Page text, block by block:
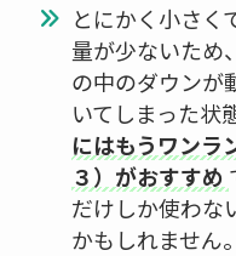
とにかく小さく
量が少ないため
の中のダウンが
いてしまった状
にはもうワンラ
３）がおすすめ
だけしか使わな
かもしれません。